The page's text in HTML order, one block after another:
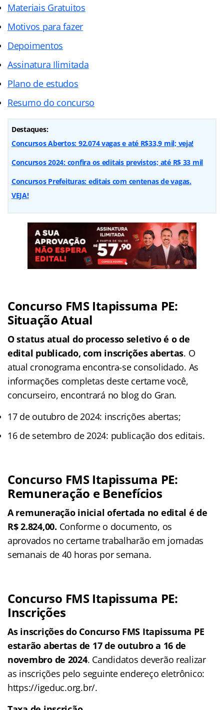
Materiais Gratuitos
Motivos para fazer
Depoimentos
Assinatura Ilimitada
Plano de estudos
Resumo do concurso
Destaques:
Concursos Abertos: 92.074 vagas e até R$33,9 mil; veja!
Concursos 2024: confira os editais previstos; até R$ 33 mil
Concursos Prefeituras: editais com centenas de vagas.
VEJA!
Concurso FMS Itapissuma PE:
Situação Atual
O status atual do processo seletivo é o de
edital publicado, com inscrições abertas. O
atual cronograma encontra-se consolidado. As
informações completas deste certame você,
concurseiro, encontrará no blog do Gran.
17 de outubro de 2024: inscrições abertas;
16 de setembro de 2024: publicação dos editais.
Concurso FMS Itapissuma PE:
Remuneração e Benefícios
A remuneração inicial ofertada no edital é de
R$ 2.824,00. Conforme o documento, os
aprovados no certame trabalharão em jornadas
semanais de 40 horas por semana.
Concurso FMS Itapissuma PE:
Inscrições
As inscrições do Concurso FMS Itapissuma PE
estarão abertas de 17 de outubro a 16 de
novembro de 2024. Candidatos deverão realizar
as inscrições pelo seguinte endereço eletrônico:
https://igeduc.org.br/.